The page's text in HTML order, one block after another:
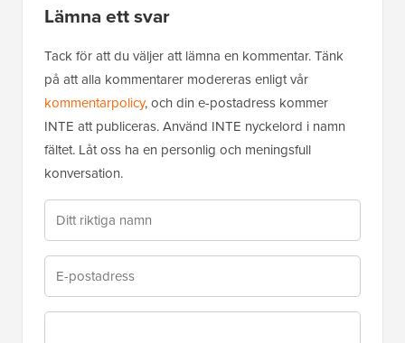
Lämna ett svar
Tack för att du väljer att lämna en kommentar. Tänk
på att alla kommentarer modereras enligt vår
kommentarpolicy, och din e-postadress kommer
INTE att publiceras. Använd INTE nyckelord i namn
fältet. Låt oss ha en personlig och meningsfull
konversation.